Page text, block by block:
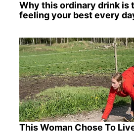
Why this ordinary drink is
feeling your best every
This Woman Chose To